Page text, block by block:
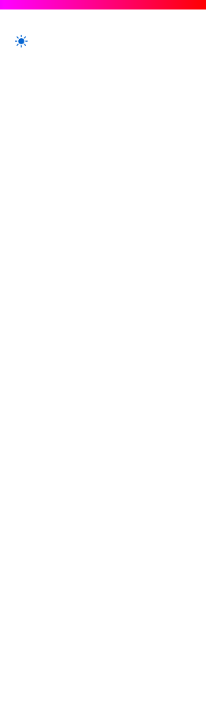
Cambiar a la versión clara / oscura